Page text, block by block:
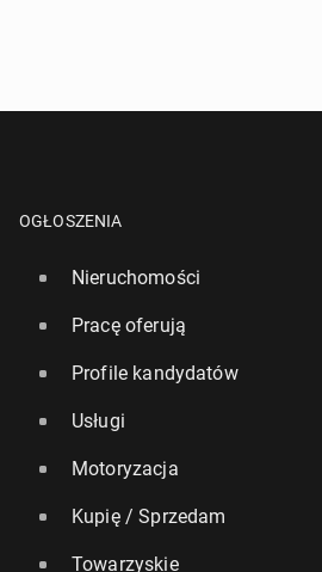
Bie­ga­nie czę­ścio­wo na­pra­wia
foody
OGŁOSZENIA
Nieruchomości
Pracę oferują
Profile kandydatów
Usługi
Motoryzacja
Kupię / Sprzedam
Towarzyskie